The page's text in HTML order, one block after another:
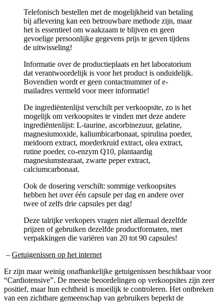
Telefonisch bestellen met de mogelijkheid van betaling
bij aflevering kan een betrouwbare methode zijn, maar
het is essentieel om waakzaam te blijven en geen
gevoelige persoonlijke gegevens prijs te geven tijdens
de uitwisseling!
Informatie over de productieplaats en het laboratorium
dat verantwoordelijk is voor het product is onduidelijk.
Bovendien wordt er geen contactnummer of e-
mailadres vermeld voor meer informatie!
De ingrediëntenlijst verschilt per verkoopsite, zo is het
mogelijk om verkoopsites te vinden met deze andere
ingrediëntenlijst: L-taurine, ascorbinezuur, gelatine,
magnesiumoxide, kaliumbicarbonaat, spirulina poeder,
meidoorn extract, moederkruid extract, olea extract,
rutine poeder, co-enzym Q10, plantaardig
magnesiumstearaat, zwarte peper extract,
calciumcarbonaat.
Ook de dosering verschilt: sommige verkoopsites
hebben het over één capsule per dag en andere over
twee of zelfs drie capsules per dag!
Deze talrijke verkopers vragen niet allemaal dezelfde
prijzen of gebruiken dezelfde productformaten, met
verpakkingen die variëren van 20 tot 90 capsules!
– Getuigenissen op het internet
Er zijn maar weinig onafhankelijke getuigenissen beschikbaar voor
“Cardiotensive”. De meeste beoordelingen op verkoopsites zijn zeer
positief, maar hun echtheid is moeilijk te controleren. Het ontbreken
van een zichtbare gemeenschap van gebruikers beperkt de